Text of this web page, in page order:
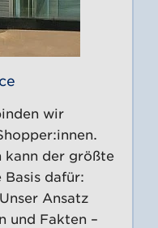
wir
kann der größte
dafür:
Ansatz
und Fakten –